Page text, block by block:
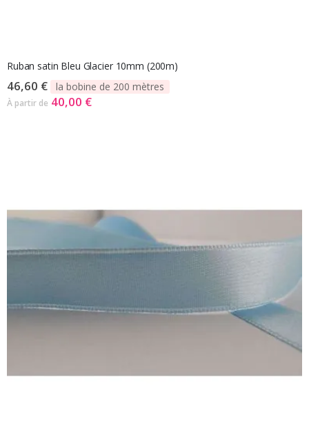
Ruban satin Bleu Glacier 10mm (200m)
46,60 € la bobine de 200 mètres
À partir de 40,00 €